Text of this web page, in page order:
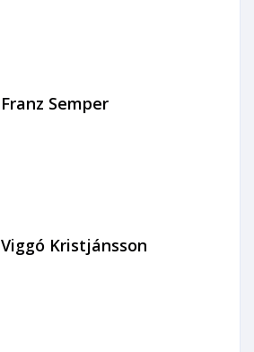
Franz Semper
Viggó Kristjánsson